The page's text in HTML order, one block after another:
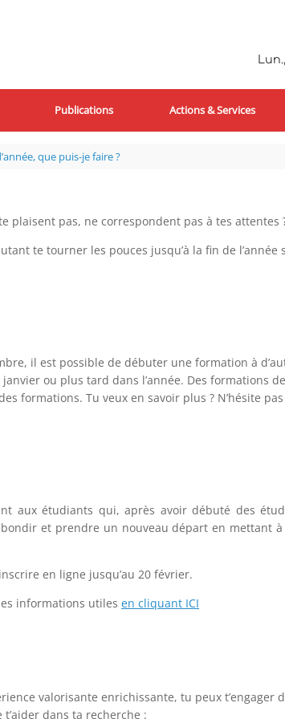
Publications Actions & Services
que puis-je faire ?
plaisent pas, ne correspondent pas à tes attentes
te tourner les pouces jusqu’à la fin de
il est possible de débuter une formation à
ou plus tard dans l’année. Des formations
formations. Tu veux en savoir plus ? N’hésite
aux étudiants qui, après avoir débuté des
et prendre un nouveau départ en mettant
en ligne jusqu’au 20 février.
informations utiles en cliquant ICI
valorisante enrichissante, tu peux
dans ta recherche :